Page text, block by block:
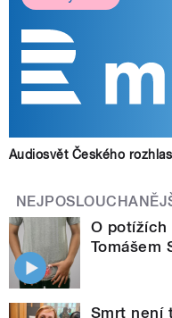
Audiosvět Českého
O potížích
Tomášem
Smrt není